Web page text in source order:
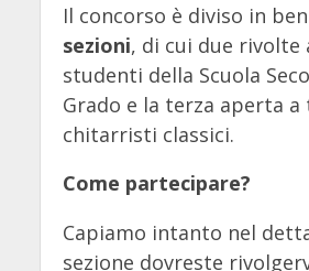
Il concorso è diviso in ben
sezioni, di cui due rivolte
studenti della Scuola
Grado e la terza aperta
chitarristi classici.
Come partecipare?
Capiamo intanto nel
sezione dovreste